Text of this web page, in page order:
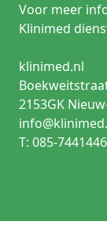
Voor meer
Klinimed
klinimed.nl
2153GK
T: 085-7441446